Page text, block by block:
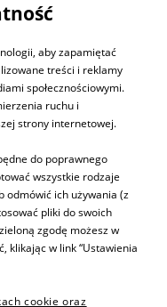
DO
aby zapamiętać
treści i reklamy
społecznościowymi.
ruchu i
strony internetowej.
do poprawnego
wszystkie rodzaje
odmówić ich używania (z
pliki do swoich
zgodę możesz w
klikając w link “Ustawienia
cookie oraz